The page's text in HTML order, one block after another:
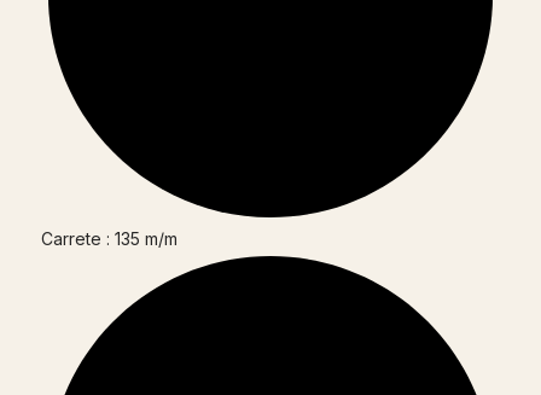
Carrete : 135 m/m